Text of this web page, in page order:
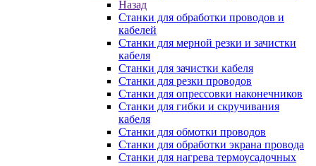
Назад
Станки для обработки проводов и
кабелей
Станки для мерной резки и зачистки
кабеля
Станки для зачистки кабеля
Станки для резки проводов
Станки для опрессовки наконечников
Станки для гибки и скручивания
кабеля
Станки для обмотки проводов
Станки для обработки экрана провода
Станки для нагрева термоусадочных